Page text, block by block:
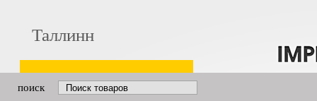
Таллинн
поиск